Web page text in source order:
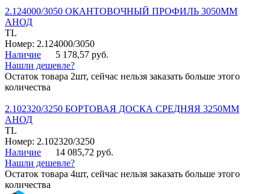
2.124000/3050 ОКАНТОВОЧНЫЙ ПРОФИЛЬ 3050ММ
АНОД
TL
Номер: 2.124000/3050
Наличие
5 178,57 руб.
Нашли дешевле?
Остаток товара 2шт, сейчас нельзя заказать больше этого
количества
2.102320/3250 БОРТОВАЯ ДОСКА СРЕДНЯЯ 3250ММ
АНОД
TL
Номер: 2.102320/3250
Наличие
14 085,72 руб.
Нашли дешевле?
Остаток товара 4шт, сейчас нельзя заказать больше этого
количества